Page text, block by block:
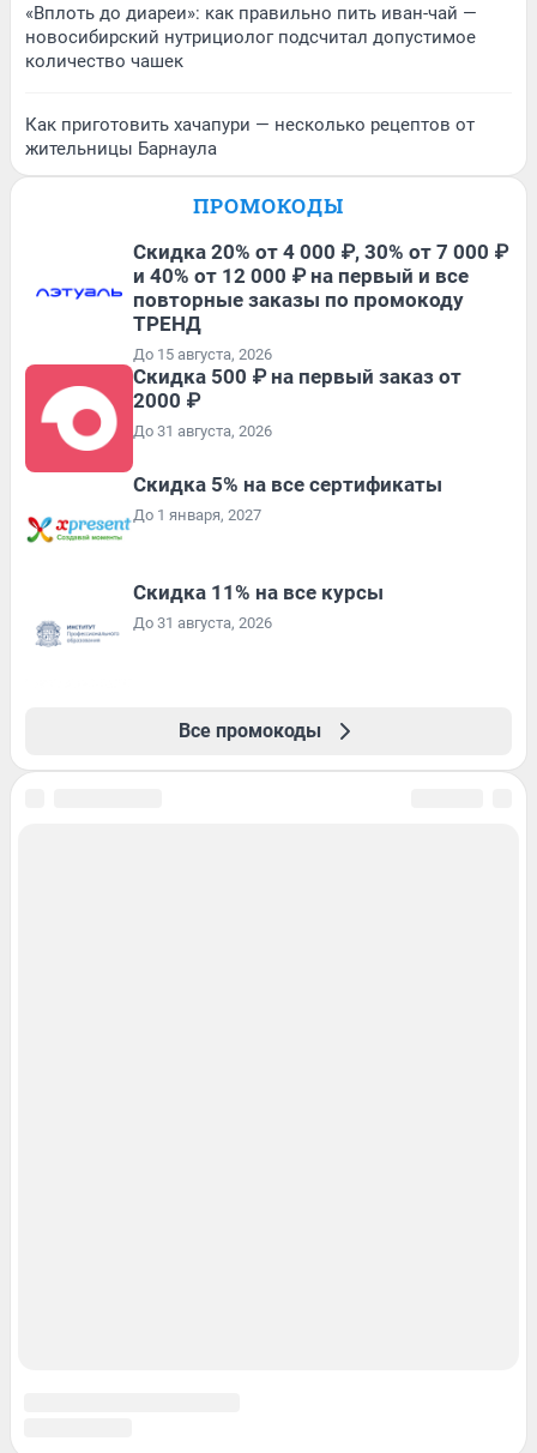
«Вплоть до диареи»: как правильно пить иван-чай —
новосибирский нутрициолог подсчитал допустимое
количество чашек
Как приготовить хачапури — несколько рецептов от
жительницы Барнаула
ПРОМОКОДЫ
Скидка 20% от 4 000 ₽, 30% от 7 000 ₽
и 40% от 12 000 ₽ на первый и все
повторные заказы по промокоду
ТРЕНД
До 15 августа, 2026
Скидка 500 ₽ на первый заказ от
2000 ₽
До 31 августа, 2026
Скидка 5% на все сертификаты
До 1 января, 2027
Скидка 11% на все курсы
До 31 августа, 2026
Все промокоды